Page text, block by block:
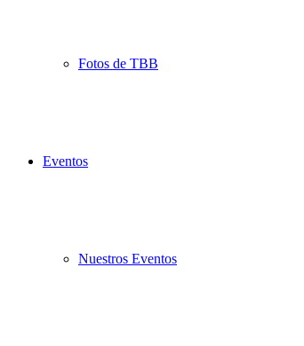
Fotos de TBB
Eventos
Nuestros Eventos